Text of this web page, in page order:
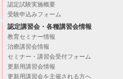
認定試験実施概要
受験申込みフォーム
認定講習会・各種講習会情報
教育セミナー情報
治療講習会情報
セミナー・講習会受付フォーム
更新用講習会情報
更新用講習会を主催される方へ